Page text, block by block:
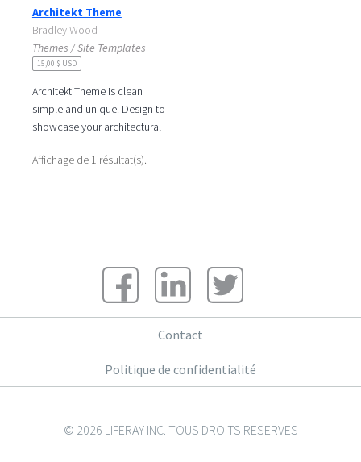
Architekt Theme
Bradley Wood
Themes / Site Templates
15,00 $ USD
Architekt Theme is clean
simple and unique. Design to
showcase your architectural
inspired by works of
Affichage de 1 résultat(s).
Contact
Politique de confidentialité
© 2026 LIFERAY INC. TOUS DROITS RESERVES